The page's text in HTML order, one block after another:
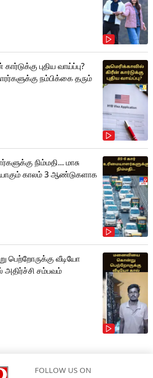
புதிய வாய்ப்பு?
நம்பிக்கை தரும்
நிம்மதி... மாசு
காலம் 3 ஆண்டுகளாக
வீடியோ
அதிர்ச்சி சம்பவம்
FOLLOW US ON